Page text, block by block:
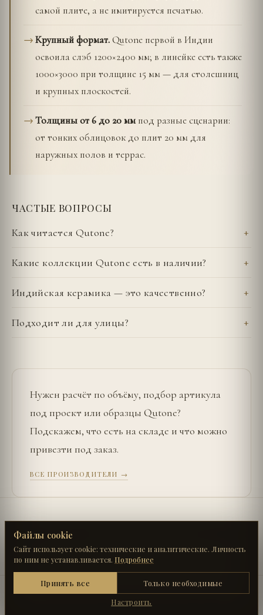
самой плите, а не имитируется печатью.
Крупный формат.Qutone первой в Индии
освоила слэб 1200×2400 мм; в линейке есть также
1000×3000 при толщине 15 мм — для столешниц
и крупных плоскостей.
Толщины от 6 до 20 ммпод разные сценарии:
от тонких облицовок до плит 20 мм для
наружных полов и террас.
ЧАСТЫЕ ВОПРОСЫ
Как читается Qutone?
Какие коллекции Qutone есть в наличии?
Индийская керамика — это качественно?
Подходит ли для улицы?
Нужен расчёт по объёму, подбор артикула
под проект или образцы Qutone?
Подскажем, что есть на складе и что можно
привезти под заказ.
ВСЕ ПРОИЗВОДИТЕЛИ →
← UŞAK SERAMIK
АРСЕНАЛ КЕРАМОГРАНИТ · ПРОИЗВОДИТЕЛИ
Файлы cookie
Сайт использует cookie: технические и аналитические. Личность
по ним не устанавливается. Подробнее
Работа каталога, конфигуратора и панелей. Без
них часть страниц сломается.
Принять все
Только необходимые
Настроить